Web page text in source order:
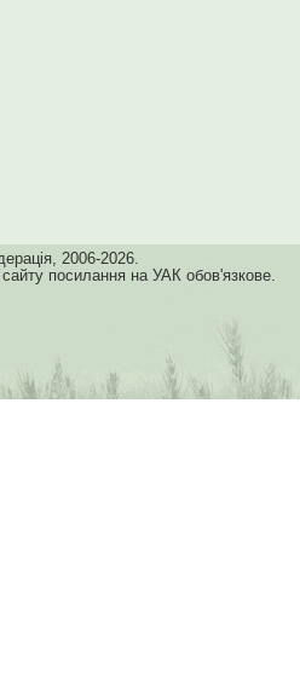
2006-2026.
сайту посилання на УАК обов'язкове.